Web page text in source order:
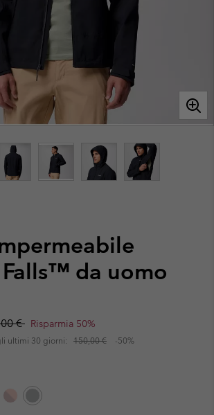
da uomo
price:
€ Risparmia 50%
ultimi 30 giorni: 150,00 € -50%